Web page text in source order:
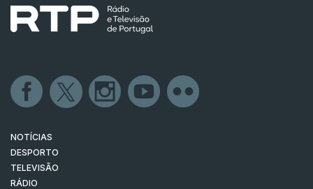
NOTÍCIAS
DESPORTO
TELEVISÃO
RÁDIO